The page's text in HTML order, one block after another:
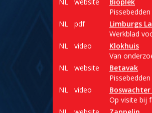
NL
pdf
Limburgs
Werkblad
NL
video
Klokhuis
Van
NL
website
Betavak
NL
video
Boswachter
Op visite bij